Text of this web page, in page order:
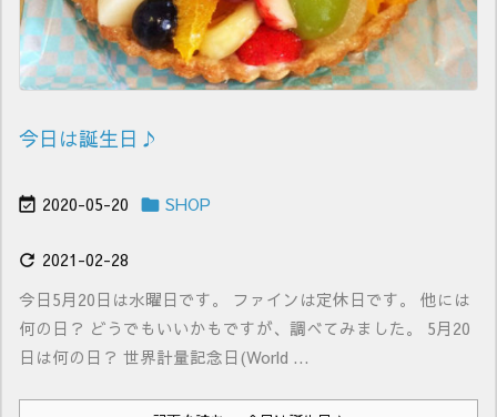
今日は誕生日♪
 2020-05-20  SHOP
 2021-02-28
今日5月20日は水曜日です。 ファインは定休日です。 他には
何の日？ どうでもいいかもですが、調べてみました。 5月20
日は何の日？ 世界計量記念日(World ...